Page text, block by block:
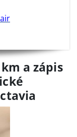
a zápis